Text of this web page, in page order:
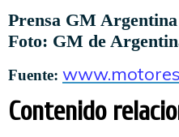
Prensa GM Argentina
Foto: GM de
Fuente:
Contenido